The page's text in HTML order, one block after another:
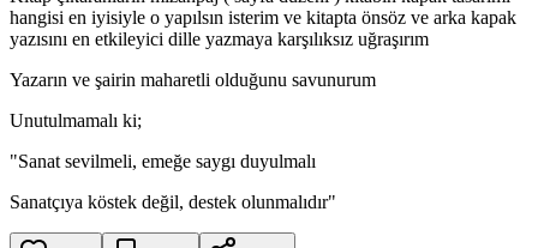
hangisi en iyisiyle o yapılsın isterim ve kitapta önsöz ve arka kapak
yazısını en etkileyici dille yazmaya karşılıksız uğraşırım
Yazarın ve şairin maharetli olduğunu savunurum
Unutulmamalı ki;
"Sanat sevilmeli, emeğe saygı duyulmalı
Sanatçıya köstek değil, destek olunmalıdır"